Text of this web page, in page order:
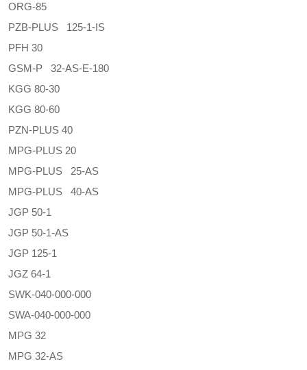
ORG-85
PZB-PLUS 125-1-IS
PFH 30
GSM-P 32-AS-E-180
KGG 80-30
KGG 80-60
PZN-PLUS 40
MPG-PLUS 20
MPG-PLUS 25-AS
MPG-PLUS 40-AS
JGP 50-1
JGP 50-1-AS
JGP 125-1
JGZ 64-1
SWK-040-000-000
SWA-040-000-000
MPG 32
MPG 32-AS